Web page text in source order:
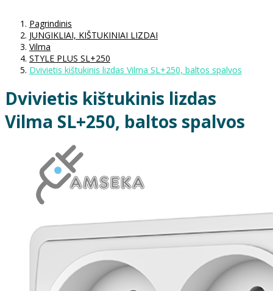
Pagrindinis
JUNGIKLIAI, KIŠTUKINIAI LIZDAI
Vilma
STYLE PLUS SL+250
Dvivietis kištukinis lizdas Vilma SL+250, baltos spalvos
Dvivietis kištukinis lizdas
Vilma SL+250, baltos spalvos